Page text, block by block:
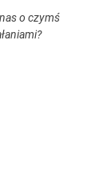
o czymś